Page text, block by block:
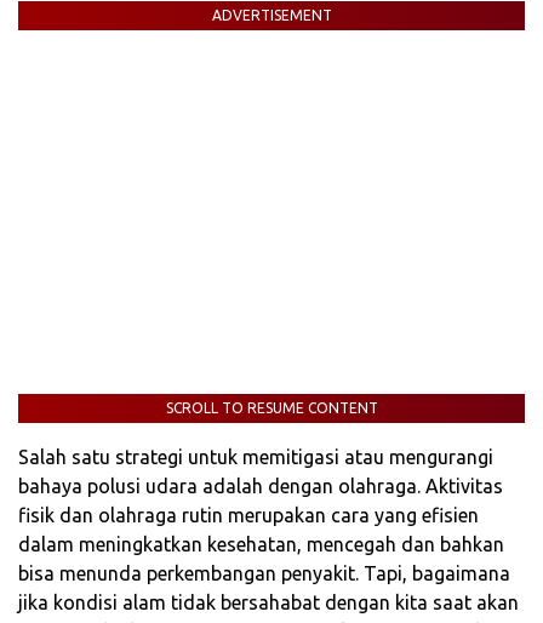
ADVERTISEMENT
SCROLL TO RESUME CONTENT
Salah satu strategi untuk memitigasi atau mengurangi
bahaya polusi udara adalah dengan olahraga. Aktivitas
fisik dan olahraga rutin merupakan cara yang efisien
dalam meningkatkan kesehatan, mencegah dan bahkan
bisa menunda perkembangan penyakit. Tapi, bagaimana
jika kondisi alam tidak bersahabat dengan kita saat akan